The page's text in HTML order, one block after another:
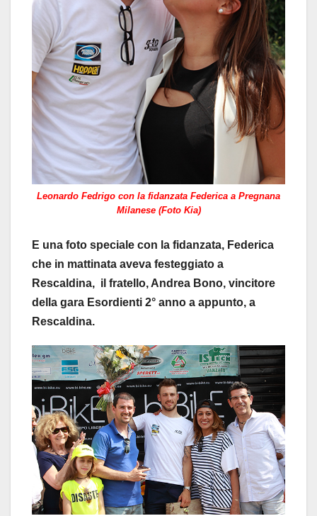
Leonardo Fedrigo con la fidanzata Federica a Pregnana
Milanese (Foto Kia)
E una foto speciale con la fidanzata, Federica
che in mattinata aveva festeggiato a
Rescaldina, il fratello, Andrea Bono, vincitore
della gara Esordienti 2° anno a appunto, a
Rescaldina.